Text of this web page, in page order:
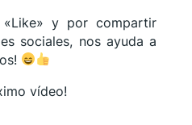
«Like» y por compartir
sociales, nos ayuda a
vídeo!